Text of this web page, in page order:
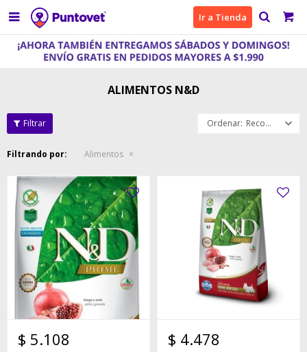
 Ir a Tienda
ALIMENTOS N&D
Recomendados
Filtrando por: Alimentos
$ 5.108 $ 4.478